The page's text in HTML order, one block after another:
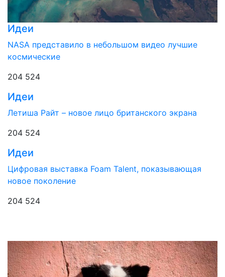
Идеи
NASA представило в небольшом видео лучшие
космические
204 524
Идеи
Летиша Райт – новое лицо британского экрана
204 524
Идеи
Цифровая выставка Foam Talent, показывающая
новое поколение
204 524